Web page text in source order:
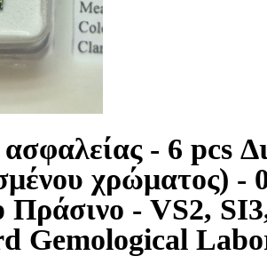
- 6 pcs
- 0.49 ct - Τετράγωνο -
Πράσινο - VS2,
Gemological